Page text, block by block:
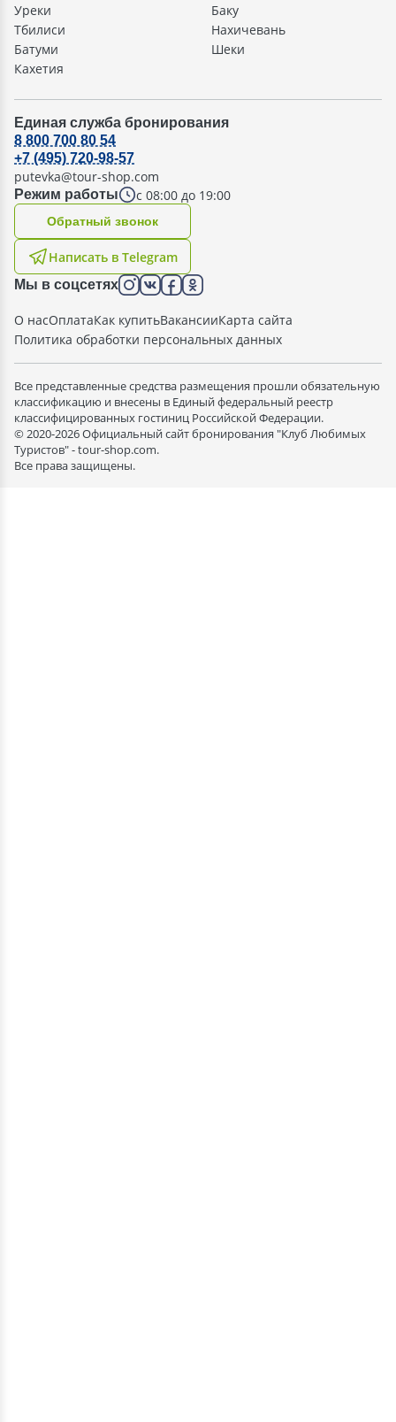
Уреки
Тбилиси
Батуми
Кахетия
Баку
Нахичевань
Шеки
Единая служба бронирования
Режим работы с 08:00 до 19:00
8 800 700 80 54
+7 (495) 720-98-57
putevka@tour-shop.com
Написать в Telegram
Oбратный звонок
Мы в соцсетях
О насОплатаКак купитьВакансииКарта сайта
Политика обработки персональных данных
Все представленные средства размещения прошли обязательную
классификацию и внесены в Единый федеральный реестр
классифицированных гостиниц Российской Федерации.
© 2020-2026 Официальный сайт бронирования "Клуб Любимых
Туристов" - tour-shop.com.
Все права защищены.